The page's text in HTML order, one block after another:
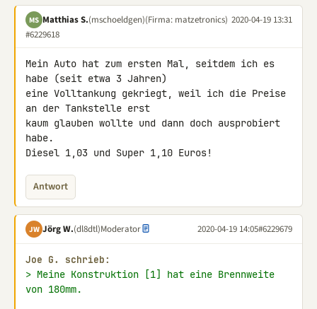
MS Matthias S.(mschoeldgen)(Firma: matzetronics) 2020-04-19 13:31
#6229618
Mein Auto hat zum ersten Mal, seitdem ich es
habe (seit etwa 3 Jahren)
eine Volltankung gekriegt, weil ich die Preise
an der Tankstelle erst
kaum glauben wollte und dann doch ausprobiert
habe.
Diesel 1,03 und Super 1,10 Euros!
Antwort
JW Jörg W.(dl8dtl)Moderator 2020-04-19 14:05#6229679
Joe G. schrieb:
> Meine Konstruktion [1] hat eine Brennweite
von 180mm.